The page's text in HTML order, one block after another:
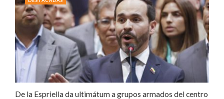
De la Espriella da ultimátum a grupos armados del centro